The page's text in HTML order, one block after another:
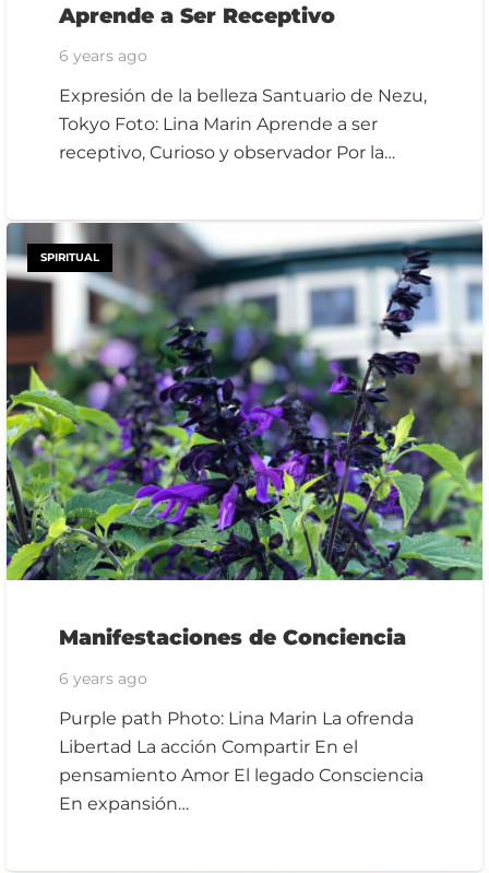
Aprende a Ser Receptivo
6 years ago
Expresión de la belleza Santuario de Nezu,
Tokyo Foto: Lina Marin Aprende a ser
receptivo, Curioso y observador Por la…
SPIRITUAL
Manifestaciones de Conciencia
6 years ago
Purple path Photo: Lina Marin La ofrenda
Libertad La acción Compartir En el
pensamiento Amor El legado Consciencia
En expansión…